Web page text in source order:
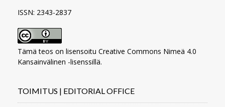
ISSN: 2343-2837
Tämä teos on lisensoitu Creative Commons Nimeä 4.0
Kansainvälinen -lisenssillä.
TOIMITUS | EDITORIAL OFFICE